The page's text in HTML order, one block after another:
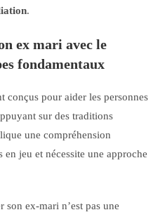
.
ex mari avec le
fondamentaux
conçus pour aider les personnes
sur des traditions
une compréhension
jeu et nécessite une approche
son ex-mari n’est pas une